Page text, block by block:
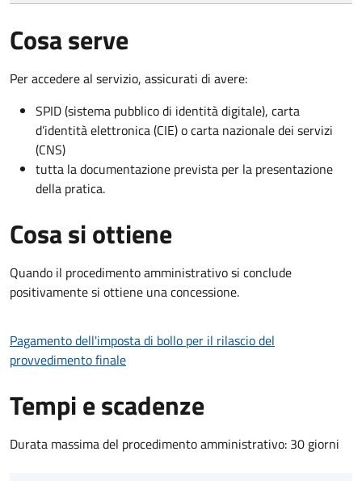
Cosa serve
Per accedere al servizio, assicurati di avere:
SPID (sistema pubblico di identità digitale), carta
d’identità elettronica (CIE) o carta nazionale dei servizi
(CNS)
tutta la documentazione prevista per la presentazione
della pratica.
Cosa si ottiene
Quando il procedimento amministrativo si conclude
positivamente si ottiene una concessione.
Pagamento dell'imposta di bollo per il rilascio del
provvedimento finale
Tempi e scadenze
Durata massima del procedimento amministrativo: 30 giorni